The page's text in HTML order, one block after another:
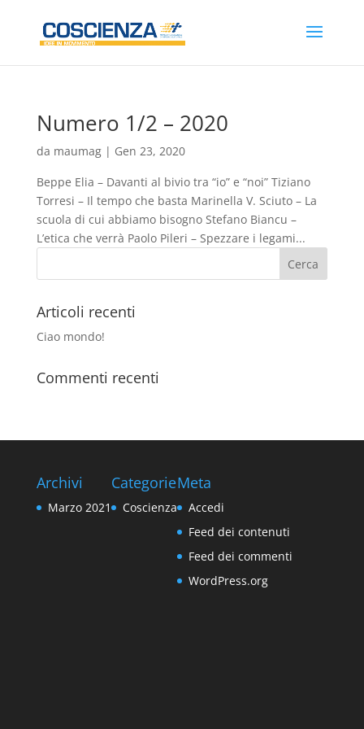
Numero 1/2 – 2020
da maumag| Gen 23, 2020
Beppe Elia – Davanti al bivio tra “io” e “noi” Tiziano
Torresi – Il tempo che basta Marinella V. Sciuto – La
scuola di cui abbiamo bisogno Stefano Biancu –
L’etica che verrà Paolo Pileri – Spezzare i legami...
Articoli recenti
Ciao mondo!
Commenti recenti
Archivi
Marzo 2021
Categorie
Coscienza
Meta
Accedi
Feed dei contenuti
Feed dei commenti
WordPress.org